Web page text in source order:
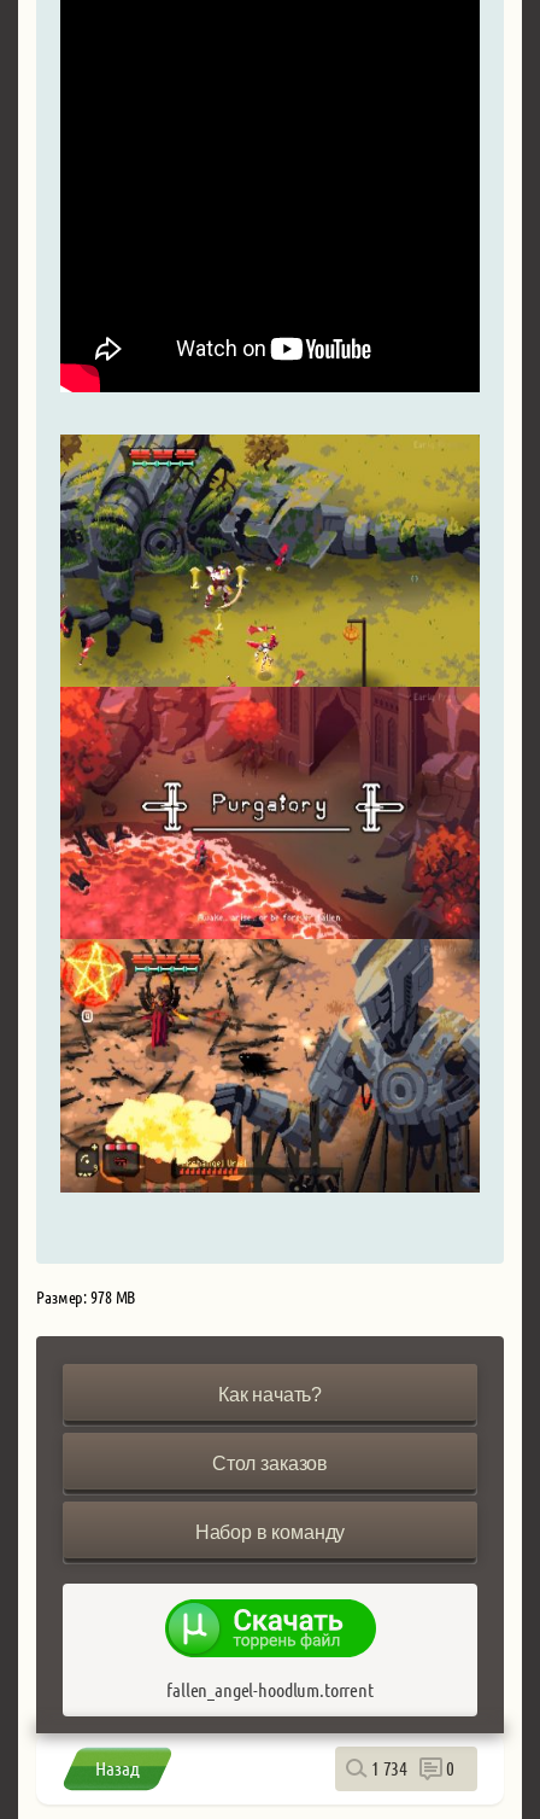
Размер: 978 MB
Как начать?
Стол заказов
Набор в команду
fallen_angel-hoodlum.torrent
Назад 1 734 0